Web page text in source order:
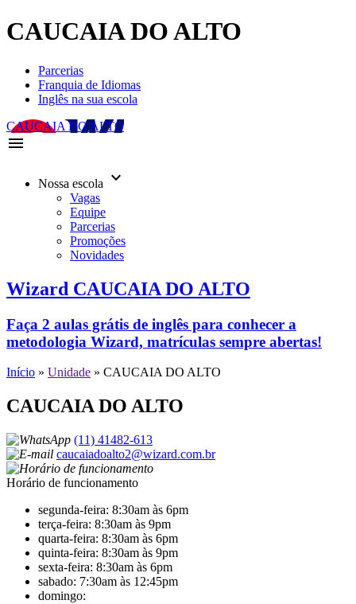
CAUCAIA DO ALTO
Parcerias
Franquia de Idiomas
Inglês na sua escola
CAUCAIA DO ALTO
menu
Nossa escola keyboard_arrow_down
Vagas
Equipe
Parcerias
Promoções
Novidades
Wizard CAUCAIA DO ALTO
Faça 2 aulas grátis de inglês para conhecer a
metodologia Wizard, matrículas sempre abertas!
Início » Unidade » CAUCAIA DO ALTO
CAUCAIA DO ALTO
(11) 41482-613
caucaiadoalto2@wizard.com.br
Horário de funcionamento
segunda-feira: 8:30am às 6pm
terça-feira: 8:30am às 9pm
quarta-feira: 8:30am às 6pm
quinta-feira: 8:30am às 9pm
sexta-feira: 8:30am às 6pm
sabado: 7:30am às 12:45pm
domingo: